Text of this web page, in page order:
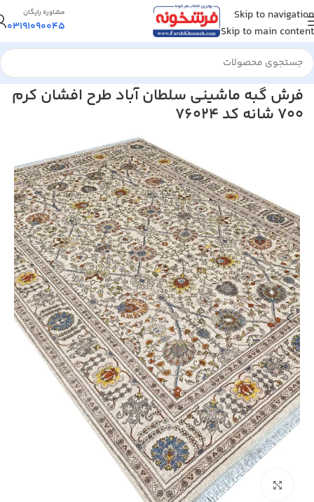
Skip to navigation
Skip to main content
مشاوره رایگان
03191090045
خانه/فرش ماشینی/فرش 700 شانه
فرش گبه ماشینی سلطان آباد طرح افشان کرم
700 شانه کد 76024
بزرگنمایی تصویر